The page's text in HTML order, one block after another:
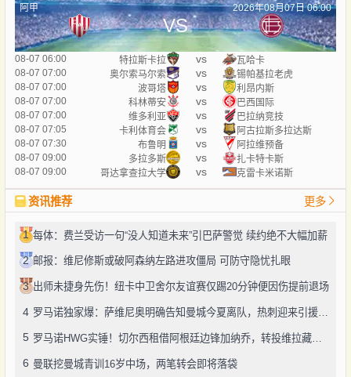
阿甲 2026年08月07日 06:00
VS
08-07 06:00 特拉斯卡拉 vs
瓦哈卡
08-07 07:00
奥尔索马尔索 vs
锡帕基拉老虎
08-07 07:00
波哥塔 vs
利昂内斯
08-07 07:00
科林蒂安 vs
巴西国际
08-07 07:00
维多利亚 vs
巴拉纳竞技
08-07 07:05
卡利体育会 vs
阿古拉斯多拉达斯
08-07 07:30
布鲁明 vs
阿拉维预备
08-07 09:00
多拉多斯 vs
扎卡特卡斯
08-07 09:00
哥达拿查拉大学 vs 克雷卡米诺斯
资讯推荐 更多
1 每体：费兰受访一句“没人知道未来”引巴萨警觉 续约绝不大幅加薪
2 邮报：维尼修斯或破阿森纳左路进攻僵局 可防守隐忧扎眼
3 出师未捷身先伤！纽卡中卫舍尔友谊赛仅踢20分钟便因伤提前退场
4 罗马诺独家爆：萨维尼奥明确告知曼城今夏离队，热刺迎来引援良机
5 罗马诺HWG实锤！切尔西租借阿根廷边锋加纳乔，转投维拉藏连锁效应？
6 曼联挖曼城青训16岁中场，两笔转会即将落袋